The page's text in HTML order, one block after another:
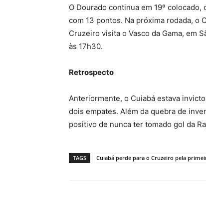
O Dourado continua em 19º
com 13 pontos. Na próxima rodada, o
Cruzeiro visita o Vasco da Gama, em
às 17h30.
Retrospecto
Anteriormente, o Cuiabá estava
dois empates. Além da quebra de
positivo de nunca ter tomado gol da
TAGS Cuiabá perde para o Cruzeiro pela